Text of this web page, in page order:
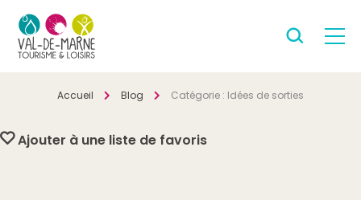
Accueil Blog Catégorie : Idées de sorties
Ajouter à une liste de favoris